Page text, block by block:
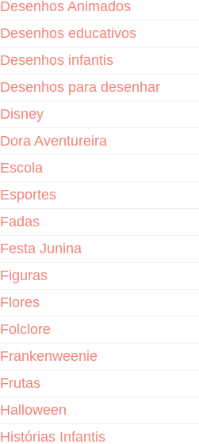
Desenhos Animados
Desenhos educativos
Desenhos infantis
Desenhos para desenhar
Disney
Dora Aventureira
Escola
Esportes
Fadas
Festa Junina
Figuras
Flores
Folclore
Frankenweenie
Frutas
Halloween
Histórias Infantis